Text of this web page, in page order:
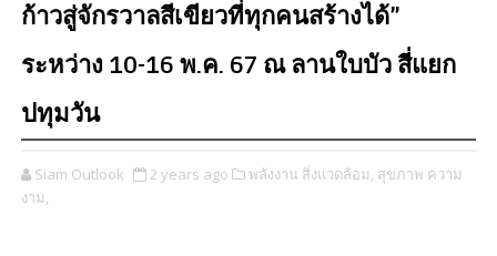
ก้าวสู่จักรวาลสีเขียวที่ทุกคนสร้างได้”
ระหว่าง 10-16 พ.ค. 67 ณ ลานใบบัว สี่แยก
ปทุมวัน
Siam Outlook 2 years ago พลังงาน สิ่งแวดล้อม, สุขภาพ ความ
งาม,